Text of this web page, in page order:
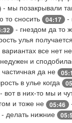
- мы позакрывали
то сносить
04:17 -
- гнездом да то
улья
все нет не
и
да не
в улье когда
- вот в них-то мы и
и тоже не
05:46
- делать нижние